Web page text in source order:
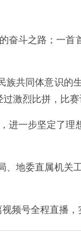
斗之路；一首
同体意识的
激烈比拼，比赛
一步坚定了理
委直属机关
号全程直播，